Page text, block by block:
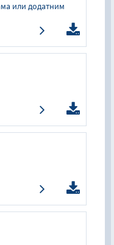
или додатним